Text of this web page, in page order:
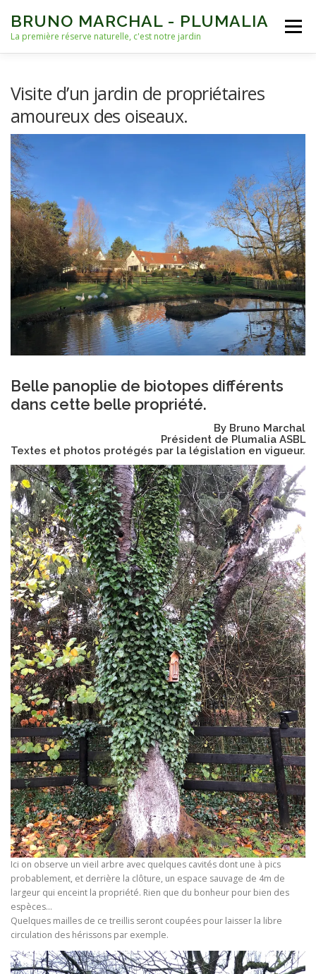
contenu
BRUNO MARCHAL - PLUMALIA
La première réserve naturelle, c'est notre jardin
Menu
NICHOIRS NOURRISSAGE ET EAU ARCHIVES
Visite d’un jardin de propriétaires
amoureux des oiseaux.
Belle panoplie de biotopes différents
dans cette belle propriété.
By Bruno Marchal
Président de Plumalia ASBL
Textes et photos protégés par la législation en vigueur.
Ici on observe un vieil arbre avec quelques cavités dont une à pics
probablement, et derrière la clôture, un espace sauvage de 4m de
largeur qui enceint la propriété. Rien que du bonheur pour bien des
espèces…
Quelques mailles de ce treillis seront coupées pour laisser la libre
circulation des hérissons par exemple.